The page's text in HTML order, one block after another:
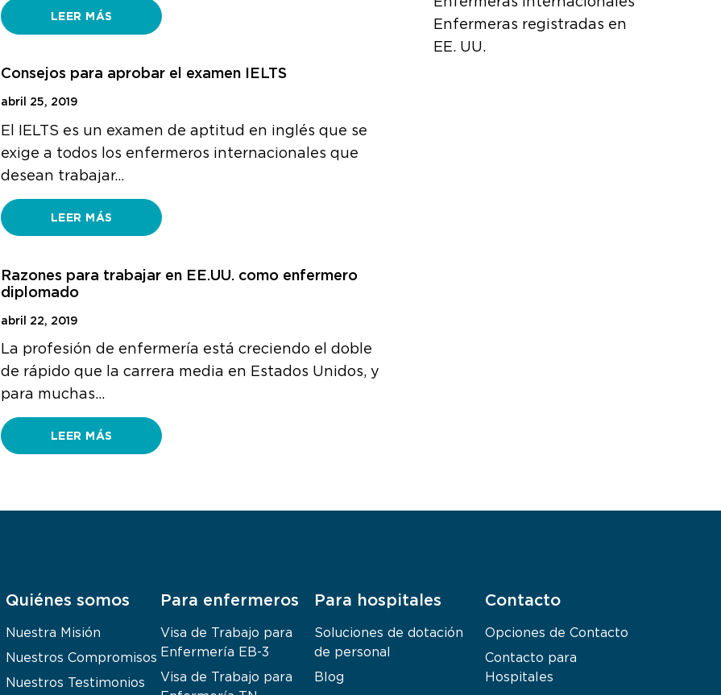
LEER MÁS
Consejos para aprobar el examen IELTS
abril 25, 2019
El IELTS es un examen de aptitud en inglés que se
exige a todos los enfermeros internacionales que
desean trabajar…
LEER MÁS
Razones para trabajar en EE.UU. como enfermero
diplomado
abril 22, 2019
La profesión de enfermería está creciendo el doble
de rápido que la carrera media en Estados Unidos, y
para muchas…
LEER MÁS
Enfermeras registradas en
EE. UU.
Quiénes somos
Nuestra Misión
Nuestros Compromisos
Nuestros Testimonios
Para enfermeros
Visa de Trabajo para
Enfermería EB-3
Visa de Trabajo para
Para hospitales
Soluciones de dotación
de personal
Blog
Contacto
Opciones de Contacto
Contacto para
Hospitales